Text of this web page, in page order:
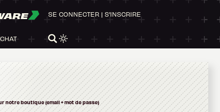
SE CONNECTER | S'INSCRIRE
notre boutique (email + mot de passe)